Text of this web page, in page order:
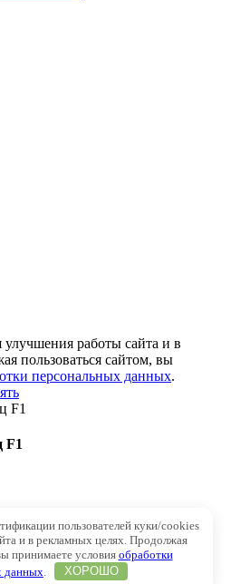
работы сайта и в
пользоваться сайтом, вы
персональных данных.
F1
пользователей куки/cookies
и в рекламных целях. Продолжая
принимаете условия обработки
данных
ХОРОШО